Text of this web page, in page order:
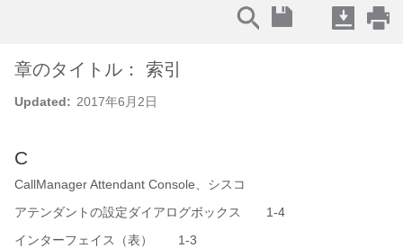
Updated: 2017年6月2日
章のタイトル： 索引
C
CallManager Attendant Console、シスコ
アテンダントの設定ダイアログボックス 1-4
インターフェイス（表） 1-3